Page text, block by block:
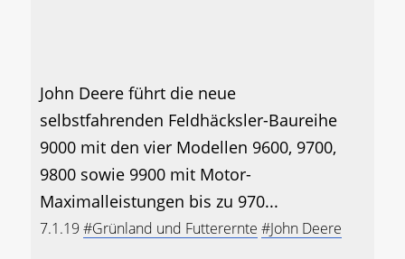
John Deere führt die neue
selbstfahrenden Feldhäcksler-Baureihe
9000 mit den vier Modellen 9600, 9700,
9800 sowie 9900 mit Motor-
Maximalleistungen bis zu 970...
7.1.19 #Grünland und Futterernte #John Deere